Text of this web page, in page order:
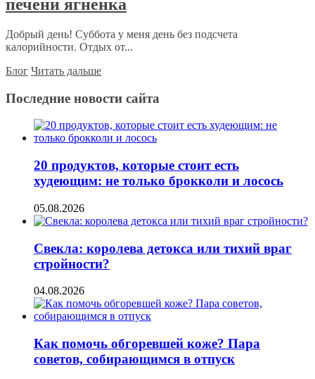
печени ягненка
Добрый день! Суббота у меня день без подсчета
калорийности. Отдых от...
Блог Читать дальше
Последние новости сайта
20 продуктов, которые стоит есть
худеющим: не только брокколи и лосось
05.08.2026
Свекла: королева детокса или тихий враг
стройности?
04.08.2026
Как помочь обгоревшей коже? Пара
советов, собирающимся в отпуск